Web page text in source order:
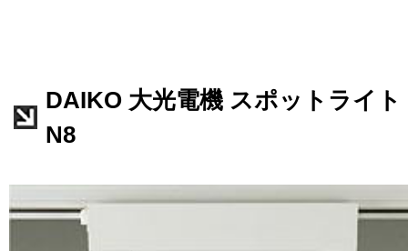
DAIKO 大光電機 スポットライト
N8